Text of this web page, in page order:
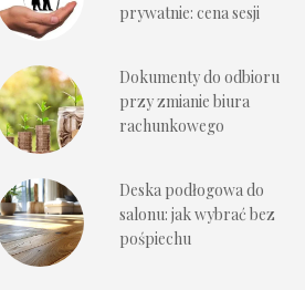
prywatnie: cena sesji
Dokumenty do odbioru
przy zmianie biura
rachunkowego
Deska podłogowa do
salonu: jak wybrać bez
pośpiechu